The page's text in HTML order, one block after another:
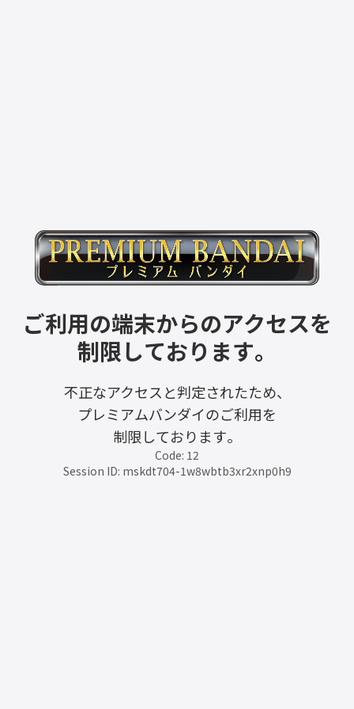
ご利用の端末からのアクセスを
制限しております。
不正なアクセスと判定されたため、
プレミアムバンダイのご利用を
制限しております。
Code: 12
Session ID: mskdt704-1w8wbtb3xr2xnp0h9